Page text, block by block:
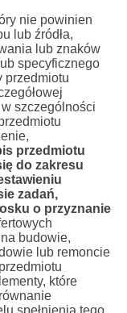
nie powinien
lub źródła,
lub znaków
specyficznego
przedmiotu
szczególności
przedmiotu
do zakresu
zadań,
o przyznanie
budowie,
lub remoncie
które
spełnienia tego